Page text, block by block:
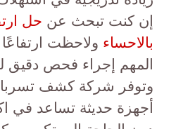
إن كنت تبحث عن حل
بالاحساء ولاحظت
المهم إجراء فحص دقيق
وتوفر شركة كشف تسربات
أجهزة حديثة تساعد في